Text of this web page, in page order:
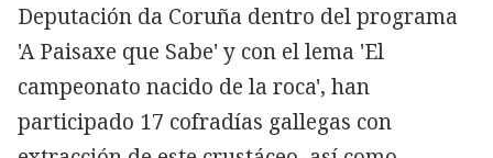
Deputación da Coruña dentro del programa
'A Paisaxe que Sabe' y con el lema 'El
campeonato nacido de la roca', han
participado 17 cofradías gallegas con